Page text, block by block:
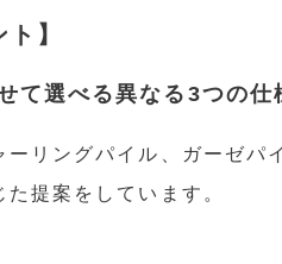
】
て選べる異なる3つの仕
ーリングパイル、ガーゼパ
提案をしています。